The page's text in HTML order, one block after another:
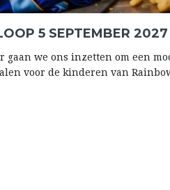
5 SEPTEMBER 2027
gaan we ons inzetten om een
voor de kinderen van